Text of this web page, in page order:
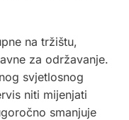
na tržištu,
za održavanje.
svjetlosnog
niti mijenjati
smanjuje